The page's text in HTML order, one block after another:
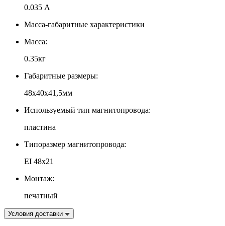
0.035 А
Масса-габаритные характеристики
Масса:
0.35кг
Габаритные размеры:
48х40х41,5мм
Используемый тип магнитопровода:
пластина
Типоразмер магнитопровода:
EI 48x21
Монтаж:
печатный
Условия доставки